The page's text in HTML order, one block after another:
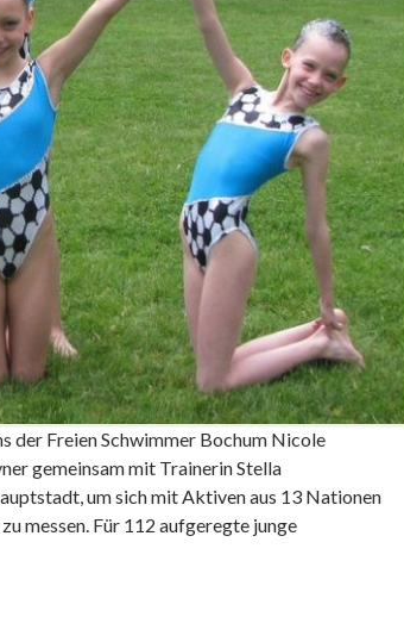
der Freien Schwimmer Bochum Nicole
gemeinsam mit Trainerin Stella
um sich mit Aktiven aus 13 Nationen
messen. Für 112 aufgeregte junge